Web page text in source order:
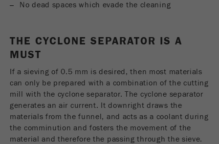
Nome
Fornecedor google
Objectivo
Usado pelo Google Analytics para limitar a
taxa de solicitações.
Ciclo de vida
cookie
No dead spaces which evade the cleaning
THE CYCLONE SEPARATOR IS A
MUST
If a sieving of 0.5 mm is desired, then most materials
can only be prepared with a combination of the cutting
mill with the cyclone separator. The cyclone separator
generates an air current. It downright draws the
materials from the funnel, and acts as a coolant during
the comminution and fosters the movement of the
material and therefore the passing through the sieve.